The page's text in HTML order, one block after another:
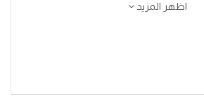
اظهر المزيد